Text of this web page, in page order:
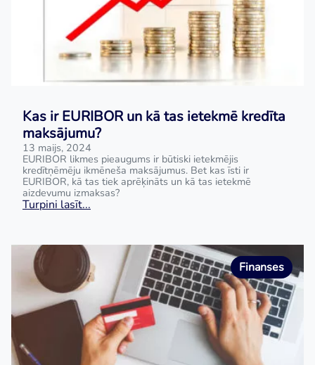
Kas ir EURIBOR un kā tas ietekmē kredīta
maksājumu?
13 maijs, 2024
EURIBOR likmes pieaugums ir būtiski ietekmējis
kredītņēmēju ikmēneša maksājumus. Bet kas īsti ir
EURIBOR, kā tas tiek aprēķināts un kā tas ietekmē
aizdevumu izmaksas?
Turpini lasīt...
Finanses